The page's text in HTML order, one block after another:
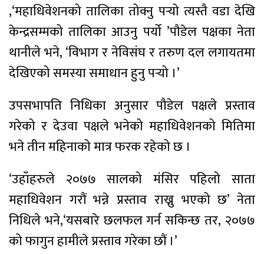
,‘महाधिवेशनको तालिका तोक्नु पर्‍यो त्यस्तै वडा देखि
केन्द्रसम्मको तालिका आउनु पर्यो‍ ’पौडेल पक्षका नेता
थानीले भने, ‘विभाग र नेविसंघ र तरुण दल लगायतमा
देखिएको समस्या समाधान हुनु पर्‍यो ।’
उपसभापति निधिका अनुसार पौडेल पक्षले प्रस्ताव
गरेको र देउवा पक्षले भनेको महाधिवेशनको मितिमा
भने तीन महिनाको मात्र फरक रहेको छ ।
‘उहाँहरुले २०७७ सालको मंसिर पहिलो साता
महाधिवेशन गरौं भन्ने प्रस्ताव राख्नु भएको छ’ नेता
निधिले भने,‘यसबारे छलफल गर्न सकिन्छ तर, २०७७
को फागुन हामीले प्रस्ताव गरेका छौं ।’